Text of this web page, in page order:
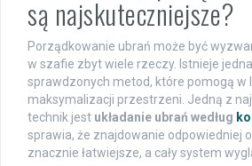
są najskuteczniejsze?
Porządkowanie ubrań może być
w szafie zbyt wiele rzeczy. Istnieje
sprawdzonych metod, które pomogą w
maksymalizacji przestrzeni. Jedną z
technik jest układanie ubrań według
sprawia, że znajdowanie odpowiedniej
znacznie łatwiejsze, a cały system